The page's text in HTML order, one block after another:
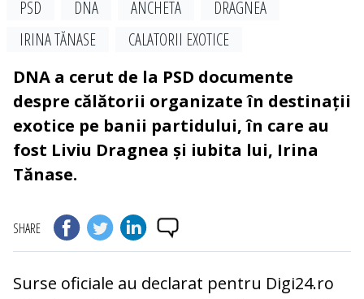
PSD DNA ANCHETA
DRAGNEA
IRINA TĂNASE
CALATORII EXOTICE
DNA a cerut de la PSD documente
despre călătorii organizate în destinații
exotice pe banii partidului, în care au
fost Liviu Dragnea și iubita lui, Irina
Tănase.
SHARE
Surse oficiale au declarat pentru Digi24.ro